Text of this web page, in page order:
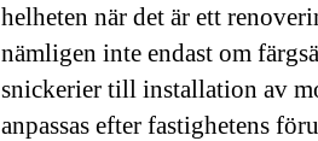
helheten när det är ett
nämligen inte endast om
snickerier till installation av
anpassas efter fastighetens